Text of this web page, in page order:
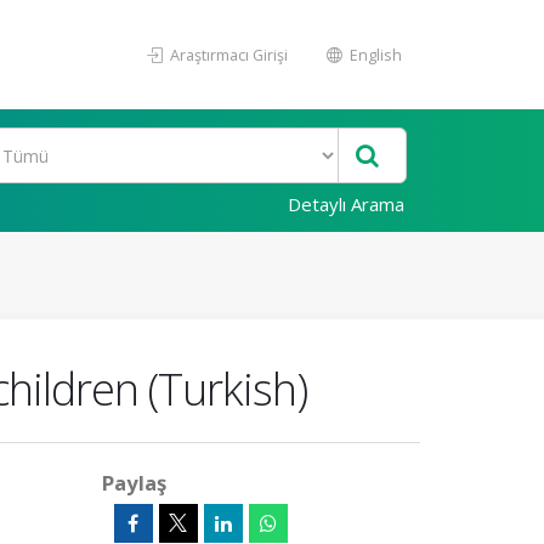
Araştırmacı Girişi English
Detaylı Arama
(Turkish)
Paylaş